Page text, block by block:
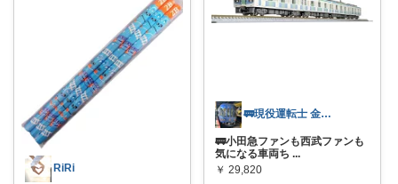
RiRi
🚃現役運転士 金魚🐠
🚃小田急ファンも西武ファンも
気になる車両ち ...
￥ 29,820